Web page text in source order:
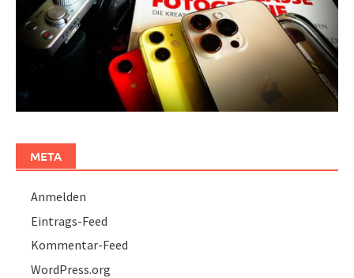
META
Anmelden
Eintrags-Feed
Kommentar-Feed
WordPress.org